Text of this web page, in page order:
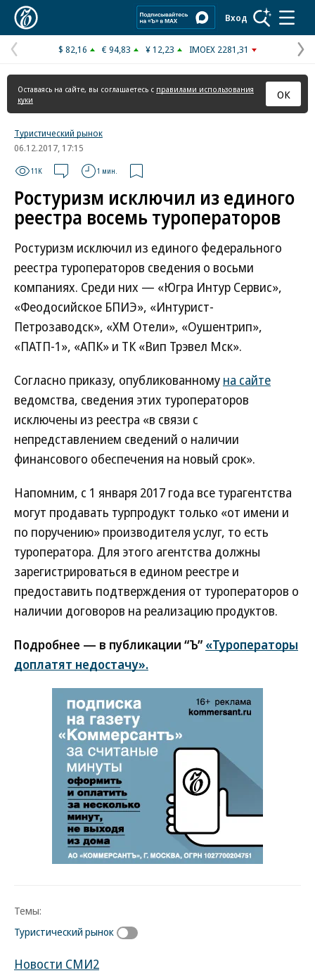
Вход
Предыдущая
страница
$ 82,16 € 94,83 ¥ 12,23 IMOEX 2281,31
Оставаясь на сайте, вы соглашаетесь с правилами использования
куки
ОК
Туристический рынок
06.12.2017, 17:15
11K 1 мин.
Ростуризм исключил из единого
реестра восемь туроператоров
Ростуризм исключил из единого федерального
реестра туроператоров сведения о восьми
компаниях. Среди них — «Югра Интур Сервис»,
«Феодосийское БПИЭ», «Интурист-
Петрозаводск», «ХМ Отели», «Оушентрип»,
«ПАТП-1», «АПК» и ТК «Вип Трэвел Мск».
Согласно приказу, опубликованному на сайте
ведомства, сведения этих туроператоров
исключены из реестра «в связи с
непредставлением сведений о наличии
финансового обеспечения на новый срок».
Напомним, с 1 января 2017 года все турагентства
могут продавать турпродукт только «от имени и
по поручению» производителя услуг, то есть
туроператора. Для этого агентства должны
зарегистрироваться в едином реестре и
предоставить подтверждения от туроператоров о
наличии договоров на реализацию продуктов.
Подробнее — в публикации “Ъ” «Туроператоры
доплатят недостачу».
Темы:
Туристический рынок
Новости СМИ2